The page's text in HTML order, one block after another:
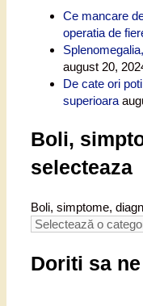
Ce mancare
operatia de
august 20,
De cate ori
superioara
Boli,
selecteaza
Boli, simptome,
Doriti sa